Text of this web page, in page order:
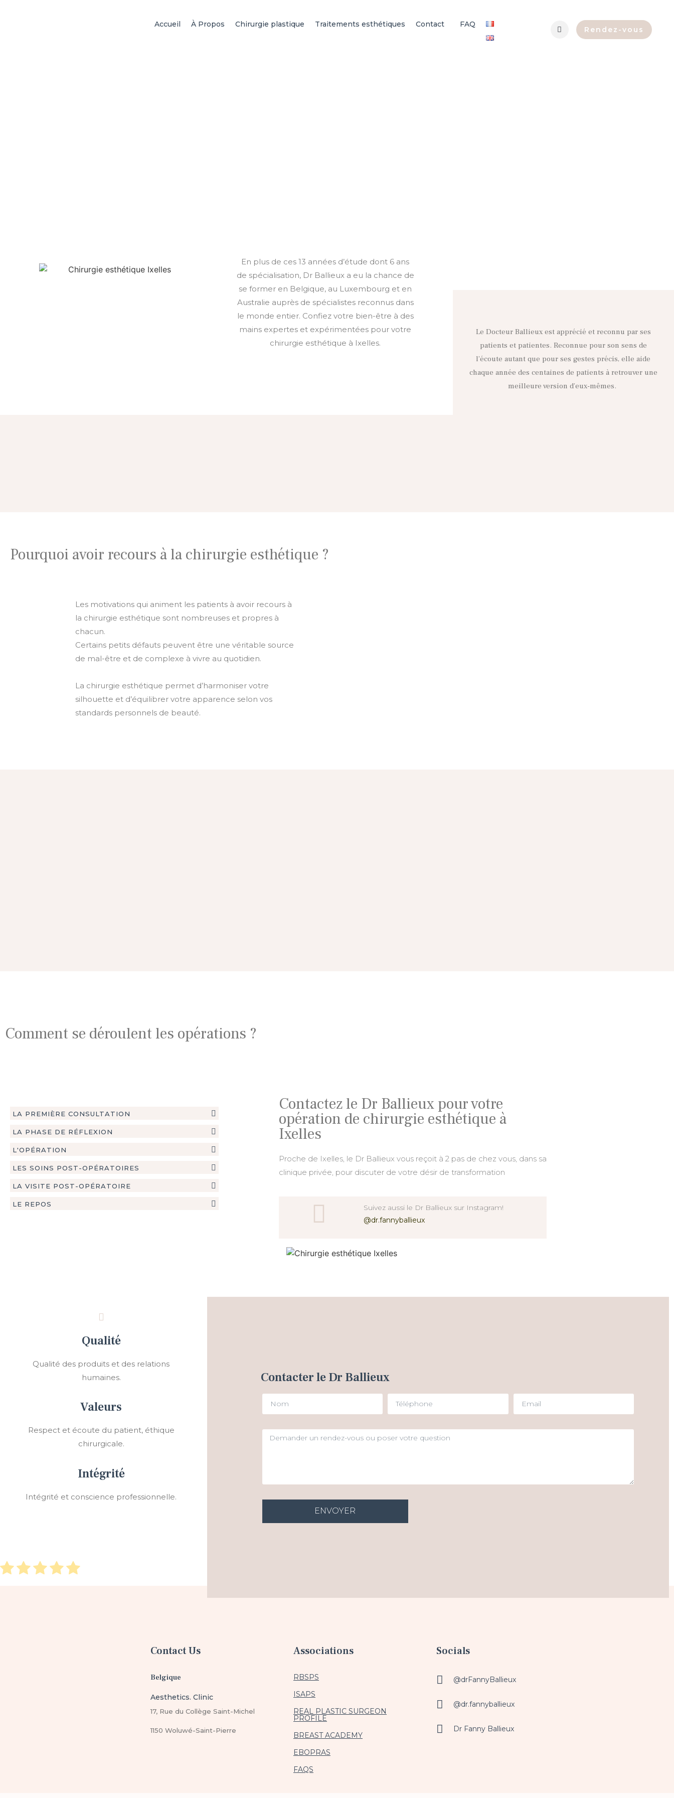
Accueil À Propos Chirurgie plastique Traitements esthétiques Contact FAQ
Rendez-vous
En plus de ces 13 années d’étude dont 6 ans
de spécialisation, Dr Ballieux a eu la chance de
se former en Belgique, au Luxembourg et en
Australie auprès de spécialistes reconnus dans
le monde entier. Confiez votre bien-être à des
mains expertes et expérimentées pour votre
chirurgie esthétique à Ixelles.
Le Docteur Ballieux est apprécié et reconnu par ses
patients et patientes. Reconnue pour son sens de
l’écoute autant que pour ses gestes précis, elle aide
chaque année des centaines de patients à retrouver une
meilleure version d’eux-mêmes.
Pourquoi avoir recours à la chirurgie esthétique ?
Les motivations qui animent les patients à avoir recours à
la chirurgie esthétique sont nombreuses et propres à
chacun.
Certains petits défauts peuvent être une véritable source
de mal-être et de complexe à vivre au quotidien.
La chirurgie esthétique permet d’harmoniser votre
silhouette et d’équilibrer votre apparence selon vos
standards personnels de beauté.
Comment se déroulent les opérations ?
LA PREMIÈRE CONSULTATION
LA PHASE DE RÉFLEXION
L'OPÉRATION
LES SOINS POST-OPÉRATOIRES
LA VISITE POST-OPÉRATOIRE
LE REPOS
Contactez le Dr Ballieux pour votre
opération de chirurgie esthétique à
Ixelles
Proche de Ixelles, le Dr Ballieux vous reçoit à 2 pas de chez vous, dans sa
clinique privée, pour discuter de votre désir de transformation
Suivez aussi le Dr Ballieux sur Instagram!
@dr.fannyballieux
Qualité
Qualité des produits et des relations
humaines.
Valeurs
Respect et écoute du patient, éthique
chirurgicale.
Intégrité
Intégrité et conscience professionnelle.
Contacter le Dr Ballieux
ENVOYER
Contact Us
Belgique
Aesthetics. Clinic
17, Rue du Collège Saint-Michel
1150 Woluwé-Saint-Pierre
Associations
RBSPS
ISAPS
REAL PLASTIC SURGEON
PROFILE
BREAST ACADEMY
EBOPRAS
FAQS
Socials
@drFannyBallieux
@dr.fannyballieux
Dr Fanny Ballieux